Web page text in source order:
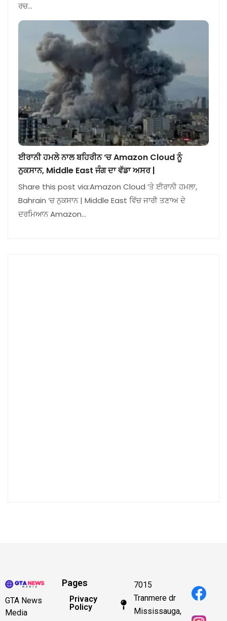
ਰਚ…
ਈਰਾਨੀ ਹਮਲੇ ਨਾਲ ਬਹਿਰੀਨ ‘ਚ Amazon Cloud ਨੂੰ
ਨੁਕਸਾਨ, Middle East ਜੰਗ ਦਾ ਵੱਡਾ ਅਸਰ |
Share this post via:Amazon Cloud ‘ਤੇ ਈਰਾਨੀ ਹਮਲਾ,
Bahrain ‘ਚ ਨੁਕਸਾਨ | Middle East ਵਿੱਚ ਜਾਰੀ ਤਣਾਅ ਦੇ
ਦਰਮਿਆਨ Amazon…
GTA News
Media
Pages
Privacy
Policy
7015
Tranmere dr
Mississauga,